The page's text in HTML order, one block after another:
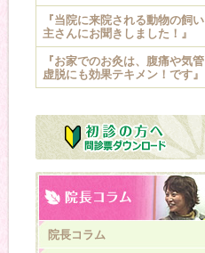
『当院に来院される動物の飼い
主さんにお聞きしました！』
『お家でのお灸は、腹痛や気管
虚脱にも効果テキメン！です』
院長コラム